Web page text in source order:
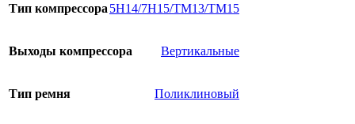
Тип компрессора 5H14/7H15/TM13/TM15
Выходы компрессора Вертикальные
Тип ремня Поликлиновый